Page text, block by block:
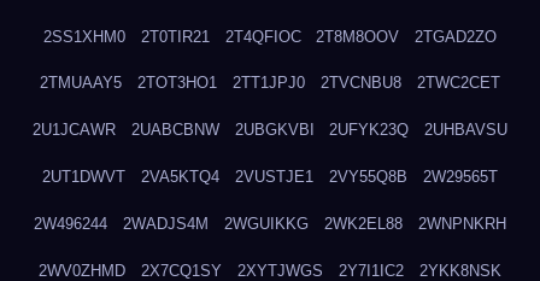
2SS1XHM0 2T0TIR21 2T4QFIOC 2T8M8OOV 2TGAD2ZO
2TMUAAY5 2TOT3HO1 2TT1JPJ0 2TVCNBU8 2TWC2CET
2U1JCAWR 2UABCBNW 2UBGKVBI 2UFYK23Q 2UHBAVSU
2UT1DWVT 2VA5KTQ4 2VUSTJE1 2VY55Q8B 2W29565T
2W496244 2WADJS4M 2WGUIKKG 2WK2EL88 2WNPNKRH
2WV0ZHMD 2X7CQ1SY 2XYTJWGS 2Y7I1IC2 2YKK8NSK